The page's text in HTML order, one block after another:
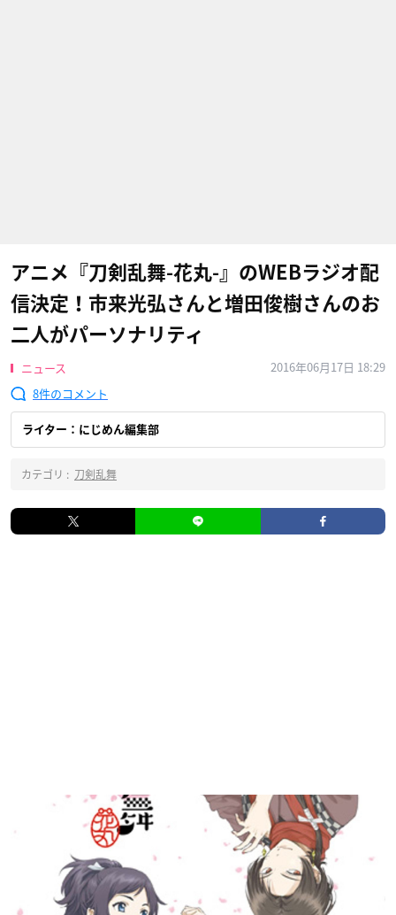
アニメ『刀剣乱舞-花丸-』のWEBラジオ配
信決定！市来光弘さんと増田俊樹さんのお
二人がパーソナリティ
ニュース
2016年06月17日 18:29
8
ライター：にじめん編集部
カテゴリ : 刀剣乱舞